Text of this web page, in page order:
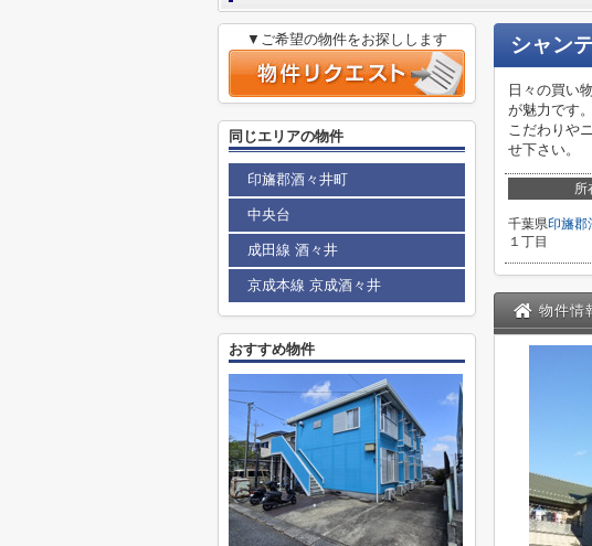
シャン
日々の買い
が魅力です
こだわりや
せ下さい。
所
千葉県印旛郡
１丁目
物件情
▼ご希望の物件をお探しします
同じエリアの物件
印旛郡酒々井町
中央台
成田線 酒々井
京成本線 京成酒々井
おすすめ物件